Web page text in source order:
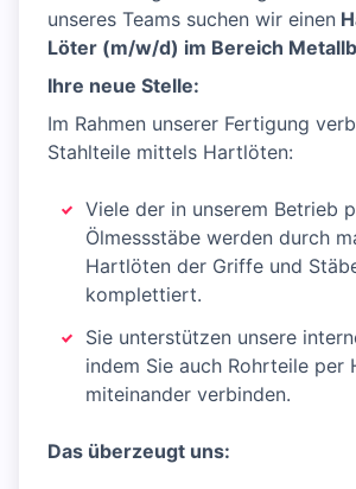
unseres Teams suchen wir einen
Löter (m/w/d) im Bereich
Ihre neue Stelle:
Im Rahmen unserer Fertigung
Stahlteile mittels Hartlöten:
Viele der in unserem Betrieb
Ölmessstäbe werden durch
Hartlöten der Griffe und
komplettiert.
Sie unterstützen unsere
indem Sie auch Rohrteile per
miteinander verbinden.
Das überzeugt uns: